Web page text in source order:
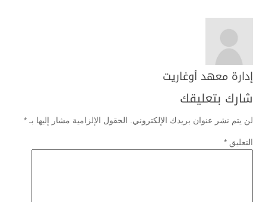
إدارة معهد أوغاريت
شارك بتعليقك
لن يتم نشر عنوان بريدك الإلكتروني. الحقول الإلزامية مشار إليها بـ *
التعليق *